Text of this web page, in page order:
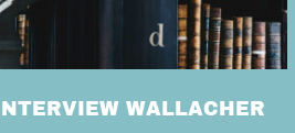
WALLACHER